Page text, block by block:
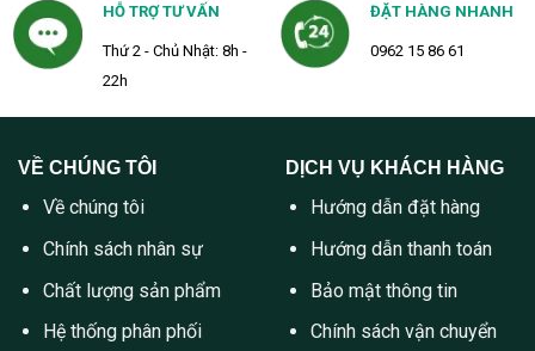
HỖ TRỢ TƯ VẤN
Thứ 2 - Chủ Nhật: 8h -
22h
ĐẶT HÀNG NHANH
0962 15 86 61
VỀ CHÚNG TÔI
Về chúng tôi
Chính sách nhân sự
Chất lượng sản phẩm
Hệ thống phân phối
DỊCH VỤ KHÁCH HÀNG
Hướng dẫn đặt hàng
Hướng dẫn thanh toán
Bảo mật thông tin
Chính sách vận chuyển